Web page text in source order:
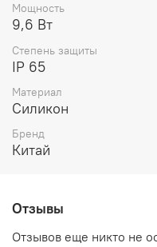
многое другое.
Мощность
9,6 Вт
Степень защиты
IP 65
Материал
Силикон
Бренд
Китай
Отзывы
Отзывов еще никто не